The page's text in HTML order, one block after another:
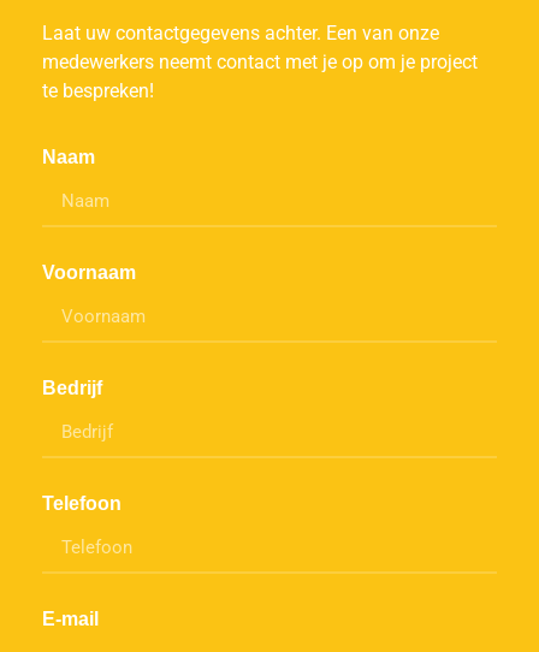
Laat uw contactgegevens achter. Een van onze
medewerkers neemt contact met je op om je project
te bespreken!
Naam
Voornaam
Bedrijf
Telefoon
E-mail